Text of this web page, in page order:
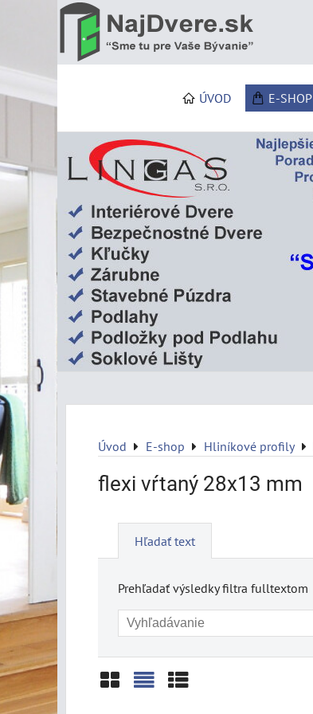
ÚVOD E-SHOP
Úvod E-shop Hliníkové profily
flexi vŕtaný 28x13 mm
Hľadať text
Prehľadať výsledky filtra fulltextom